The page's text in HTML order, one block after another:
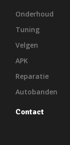
Onderhoud
Tuning
Velgen
APK
Reparatie
Autobanden
Contact